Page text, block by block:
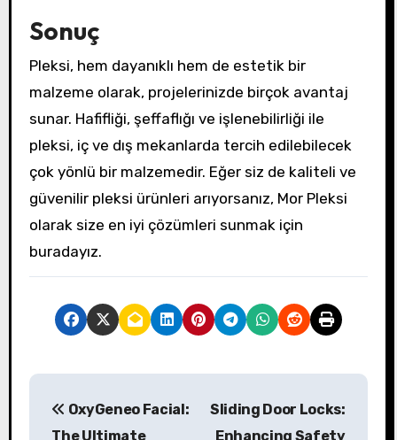
Sonuç
Pleksi, hem dayanıklı hem de estetik bir
malzeme olarak, projelerinizde birçok avantaj
sunar. Hafifliği, şeffaflığı ve işlenebilirliği ile
pleksi, iç ve dış mekanlarda tercih edilebilecek
çok yönlü bir malzemedir. Eğer siz de kaliteli ve
güvenilir pleksi ürünleri arıyorsanız, Mor Pleksi
olarak size en iyi çözümleri sunmak için
buradayız.
P
OxyGeneo Facial:
The Ultimate
Sliding Door Locks:
Enhancing Safety